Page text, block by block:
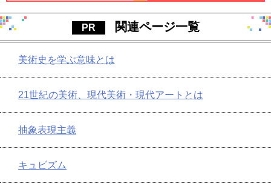
関連ページ一覧
美術史を学ぶ意味とは
21世紀の美術、現代美術・現代アートとは
抽象表現主義
キュビズム